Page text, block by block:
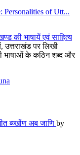
Personalities of Utt...
की भाषायें एवं साहित्य
उत्तराखंड पर लिखी
भाषाओं के कठिन शब्द और
ब्य्खोंण अब जाणि by